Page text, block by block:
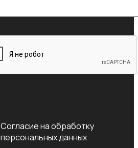
Согласие на обработку
персональных данных